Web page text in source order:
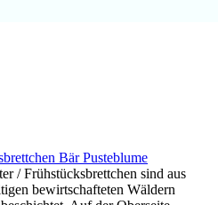
Bär Pusteblume
/ Frühstücksbrettchen sind aus
bewirtschafteten Wäldern